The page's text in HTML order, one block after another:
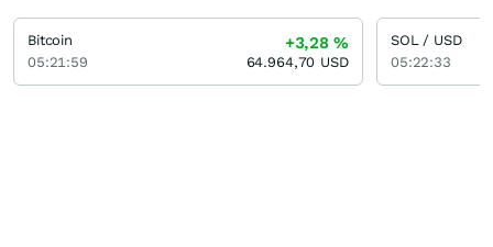
Bitcoin
05:21:59
+3,28%
64.964,70 USD
SOL / USD
05:22:33